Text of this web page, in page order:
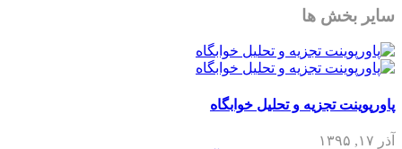
سایر بخش ها
پاورپوینت تجزیه و تحلیل خوابگاه
آذر ۱۷, ۱۳۹۵